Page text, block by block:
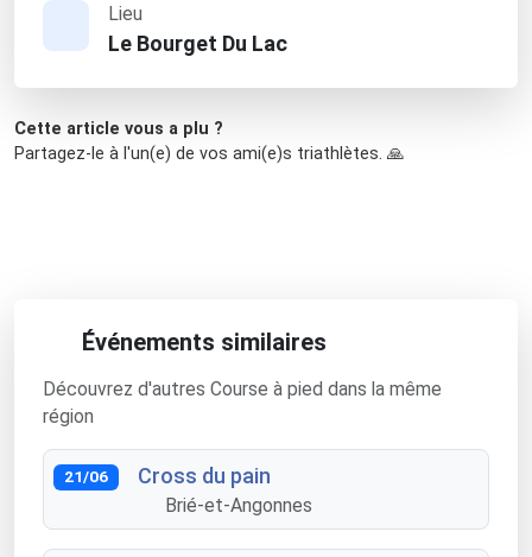
Lieu
Le Bourget Du Lac
Cette article vous a plu ?
Partagez-le à l'un(e) de vos ami(e)s triathlètes. 🙏
Événements similaires
Découvrez d'autres Course à pied dans la même
région
21/06 Cross du pain
Brié-et-Angonnes